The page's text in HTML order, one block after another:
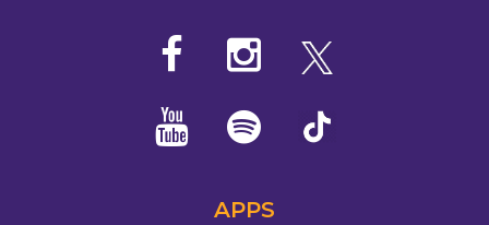
APPS